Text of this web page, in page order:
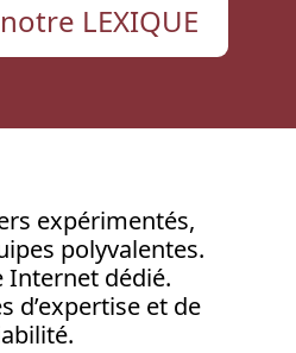
LEXIQUE
expérimentés,
polyvalentes.
Internet dédié.
d’expertise et de